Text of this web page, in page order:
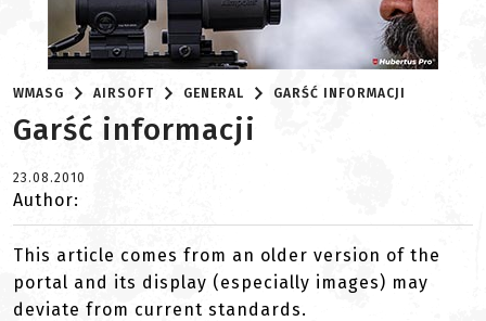
WMASG AIRSOFT GENERAL GARŚĆ INFORMACJI
Garść informacji
23.08.2010
Author:
This article comes from an older version of the
portal and its display (especially images) may
deviate from current standards.